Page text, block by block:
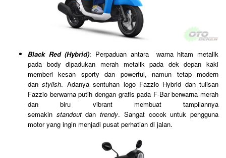
Black Red (Hybrid): Perpaduan antara warna hitam metalik
pada body dipadukan merah metalik pada dek depan kaki
memberi kesan sporty dan powerful, namun tetap modern
danstylish. Adanya sentuhan logo Fazzio Hybrid dan tulisan
Fazzio berwarna putih dengan grafis pada F-Bar berwarna merah
dan biru vibrant membuat tampilannya
semakin standoutdantrendy. Sangat cocok untuk pengguna
motor yang ingin menjadi pusat perhatian di jalan.